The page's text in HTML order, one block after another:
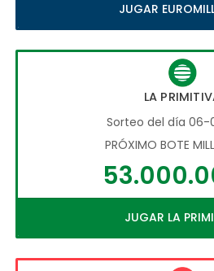
JUGAR
LA
Sorteo del día 06-
PRÓXIMO BOTE
JUGAR LA